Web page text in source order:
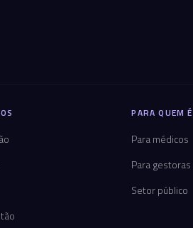
PARA QUEM É
Para médicos
Para gestoras
Setor público